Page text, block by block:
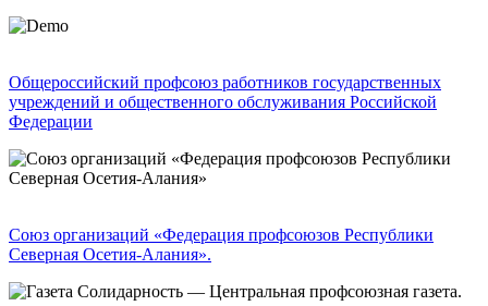
Общероссийский профсоюз работников государственных
учреждений и общественного обслуживания Российской
Федерации
Союз организаций «Федерация профсоюзов Республики
Северная Осетия-Алания».